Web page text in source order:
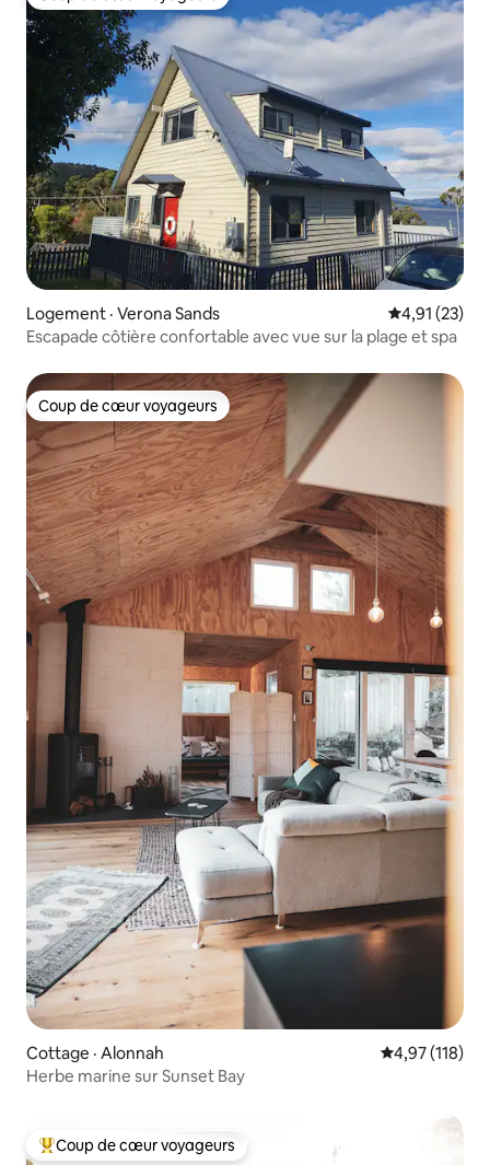
Logement · Verona Sands Note
4,91 (23)
Escapade côtière confortable avec vue sur la plage et spa
Coup de cœur voyageurs
Coup de cœur voyageurs
Cottage · Alonnah Note
4,97 (118)
Herbe marine sur Sunset Bay
Coup de cœur voyageurs parmi les plus aimés
Coup de cœur voyageurs